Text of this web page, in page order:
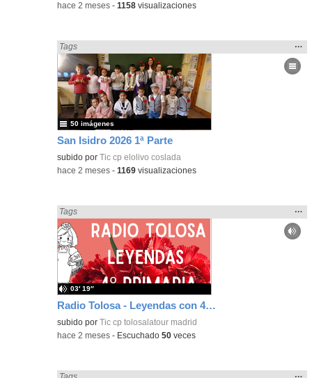
-hace 2 meses -1158 visualizaciones
San Isidro 2026 1ª Parte
Encontrado «Fiestas» en:
Tags
la
…
subido porTic cp elolivo coslada
50 imágenes
-hace 2 meses -1169 visualizaciones
Radio Tolosa - Leyendas con 4º de Primaria
Encontrado «Fiestas» en:
Tags
la
…
subido porTic cp tolosalatour madrid
03′ 19″
-hace 2 meses - Escuchado50 veces
Encontrado «Fiestas» en:
Tags …